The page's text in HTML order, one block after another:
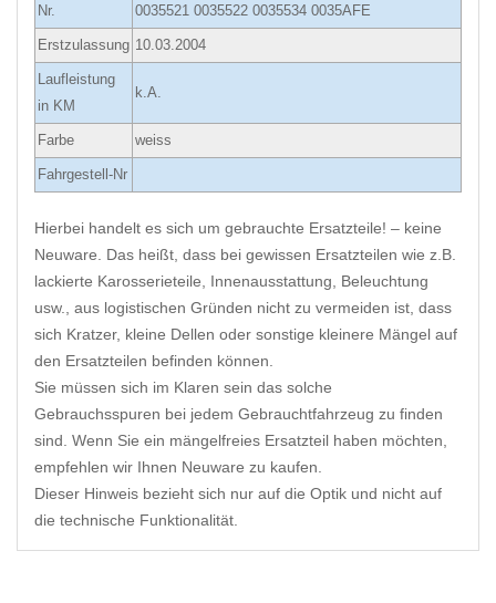
Nr.
0035521 0035522 0035534 0035AFE
Erstzulassung 10.03.2004
Laufleistung
in KM
k.A.
Farbe weiss
Fahrgestell-Nr
Hierbei handelt es sich um gebrauchte Ersatzteile! – keine
Neuware. Das heißt, dass bei gewissen Ersatzteilen wie z.B.
lackierte Karosserieteile, Innenausstattung, Beleuchtung
usw., aus logistischen Gründen nicht zu vermeiden ist, dass
sich Kratzer, kleine Dellen oder sonstige kleinere Mängel auf
den Ersatzteilen befinden können.
Sie müssen sich im Klaren sein das solche
Gebrauchsspuren bei jedem Gebrauchtfahrzeug zu finden
sind. Wenn Sie ein mängelfreies Ersatzteil haben möchten,
empfehlen wir Ihnen Neuware zu kaufen.
Dieser Hinweis bezieht sich nur auf die Optik und nicht auf
die technische Funktionalität.